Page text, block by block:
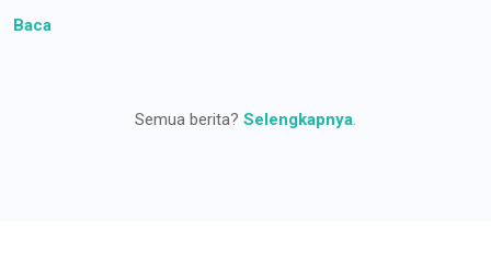
Baca
Semua berita? Selengkapnya